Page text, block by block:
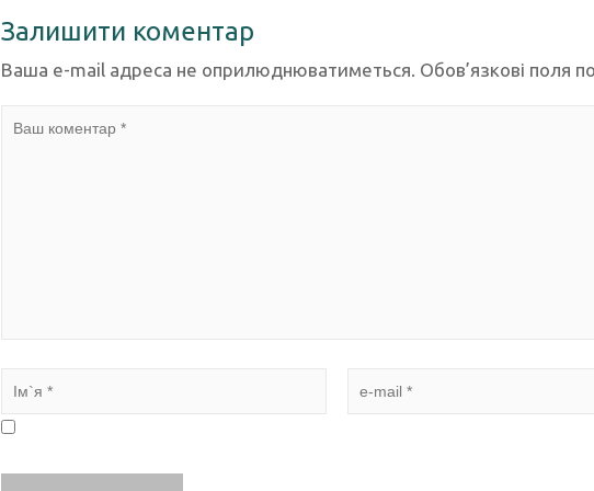
Залишити коментар
Ваша e-mail адреса не оприлюднюватиметься. Обов’язкові поля